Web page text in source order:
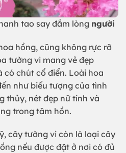
tao say đắm lòng người
hồng, cũng không rực rỡ
tường vi mang vẻ đẹp
chút cổ điển. Loài hoa
như biểu tượng của tình
thủy, nét đẹp nữ tính và
trong tâm hồn.
cây tường vi còn là loại cây
nếu được đặt ở nơi có đủ